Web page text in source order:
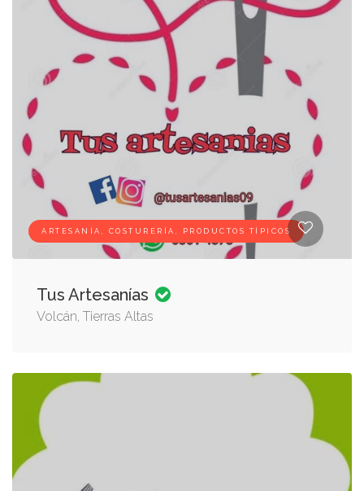
ARTESANÍA, COSTURERÍA, PRODUCTOS TÍPICOS
Tus Artesanías
Volcán, Tierras Altas